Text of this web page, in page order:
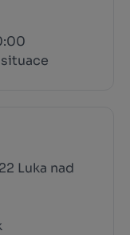
Luka nad